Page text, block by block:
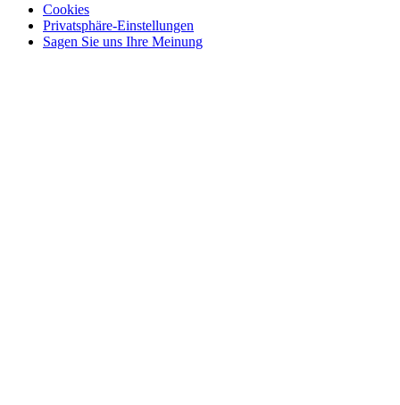
Cookies
Privatsphäre-Einstellungen
Sagen Sie uns Ihre Meinung